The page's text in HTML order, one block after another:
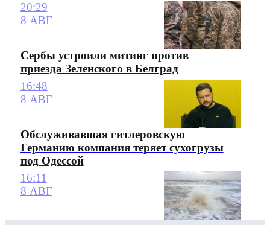
20:29
8 АВГ
Сербы устроили митинг против
приезда Зеленского в Белград
16:48
8 АВГ
Обслуживавшая гитлеровскую
Германию компания теряет сухогрузы
под Одессой
16:11
8 АВГ